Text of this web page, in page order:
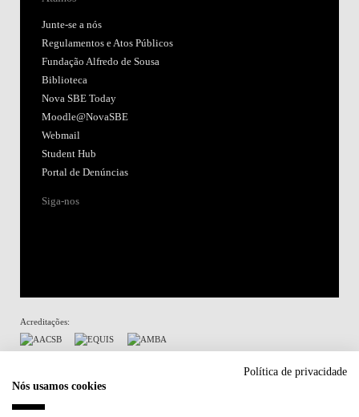
Junte-se a nós
Regulamentos e Atos Públicos
Fundação Alfredo de Sousa
Biblioteca
Nova SBE Today
Moodle@NovaSBE
Webmail
Student Hub
Portal de Denúncias
Siga-nos
Acreditações:
Participa em:
Política de privacidade
Nós usamos cookies